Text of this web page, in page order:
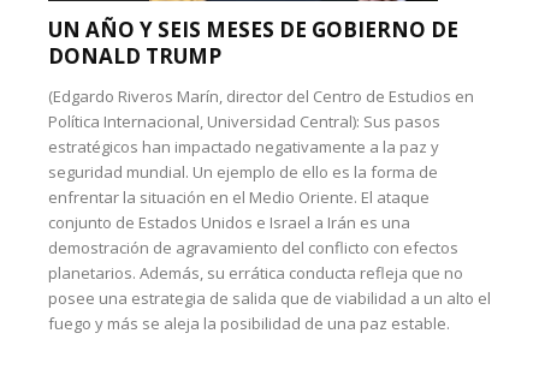
UN AÑO Y SEIS MESES DE GOBIERNO DE
DONALD TRUMP
(Edgardo Riveros Marín, director del Centro de Estudios en
Política Internacional, Universidad Central): Sus pasos
estratégicos han impactado negativamente a la paz y
seguridad mundial. Un ejemplo de ello es la forma de
enfrentar la situación en el Medio Oriente. El ataque
conjunto de Estados Unidos e Israel a Irán es una
demostración de agravamiento del conflicto con efectos
planetarios. Además, su errática conducta refleja que no
posee una estrategia de salida que de viabilidad a un alto el
fuego y más se aleja la posibilidad de una paz estable.